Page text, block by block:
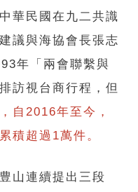
華民國在九二共識
議與海協會長張志
年「兩會聯繫與
訪視台商行程，但
自2016年至今，
積超過1萬件。
山連續提出三段